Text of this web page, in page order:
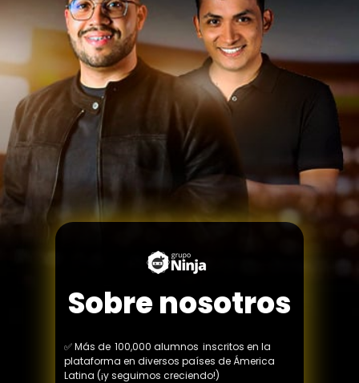
Sobre nosotros
✅ Más de  100,000 alumnos  inscritos en la
plataforma en diversos países de Ámerica
Latina (¡y seguimos creciendo!)